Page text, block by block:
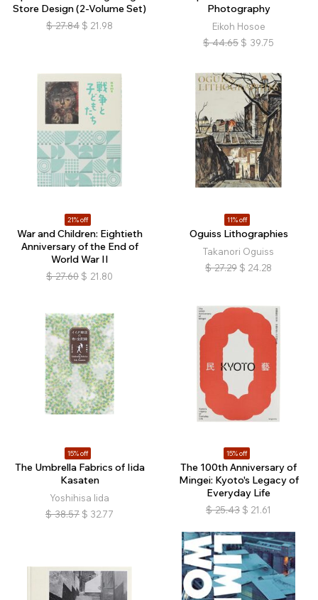
Store Design (2-Volume Set)
$ 27.84 $ 21.98
Photography
Eikoh Hosoe
$ 44.65 $ 39.75
21% off
War and Children: Eightieth
Anniversary of the End of
World War II
$ 27.60 $ 21.80
11% off
Oguiss Lithographies
Takanori Oguiss
$ 27.29 $ 24.28
15% off
The Umbrella Fabrics of Iida
Kasaten
Yoshihisa Iida
$ 38.57 $ 32.77
15% off
The 100th Anniversary of
Mingei: Kyoto's Legacy of
Everyday Life
$ 25.43 $ 21.61